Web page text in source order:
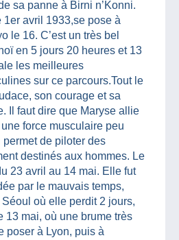
sa panne à Birni n’Konni.
1er avril 1933,se pose à
le 16. C’est un très bel
en 5 jours 20 heures et 13
les meilleures
sur ce parcours.Tout le
son courage et sa
Il faut dire que Maryse allie
force musculaire peu
de piloter des
destinés aux hommes. Le
23 avril au 14 mai. Elle fut
par le mauvais temps,
où elle perdit 2 jours,
13 mai, où une brume très
poser à Lyon, puis à